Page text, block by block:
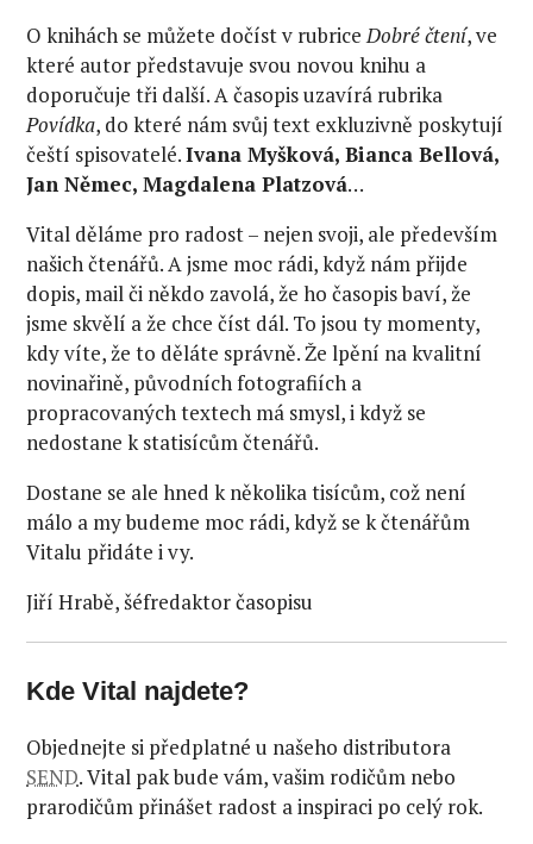
O knihách se můžete dočíst v rubriceDobré čtení, ve
které autor představuje svou novou knihu a
doporučuje tři další. A časopis uzavírá rubrika
Povídka, do které nám svůj text exkluzivně poskytují
čeští spisovatelé.Ivana Myšková, Bianca Bellová,
Jan Němec, Magdalena Platzová…
Vital děláme pro radost – nejen svoji, ale především
našich čtenářů. A jsme moc rádi, když nám přijde
dopis, mail či někdo zavolá, že ho časopis baví, že
jsme skvělí a že chce číst dál. To jsou ty momenty,
kdy víte, že to děláte správně. Že lpění na kvalitní
novinařině, původních fotografiích a
propracovaných textech má smysl, i když se
nedostane k statisícům čtenářů.
Dostane se ale hned k několika tisícům, což není
málo a my budeme moc rádi, když se k čtenářům
Vitalu přidáte i vy.
Jiří Hrabě, šéfredaktor časopisu
Kde Vital najdete?
Objednejte si předplatné u našeho distributora
SEND. Vital pak bude vám, vašim rodičům nebo
prarodičům přinášet radost a inspiraci po celý rok.